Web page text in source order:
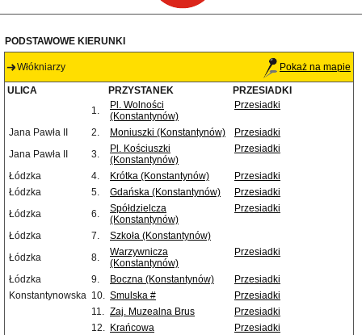
PODSTAWOWE KIERUNKI
Włókniarzy Pokaż na mapie
ULICA PRZYSTANEK
PRZESIADKI
1.
Pl. Wolności
(Konstantynów)
Przesiadki
Jana Pawła II 2. Moniuszki (Konstantynów)
Przesiadki
Jana Pawła II
3.
Pl. Kościuszki
(Konstantynów)
Przesiadki
Łódzka 4. Krótka (Konstantynów)
Przesiadki
Łódzka
5. Gdańska (Konstantynów)
Przesiadki
Łódzka
6.
Spółdzielcza
(Konstantynów)
Przesiadki
Łódzka 7.
Szkoła (Konstantynów)
Łódzka
8.
Warzywnicza
(Konstantynów)
Przesiadki
Łódzka 9. Boczna (Konstantynów)
Przesiadki
Konstantynowska 10. Smulska #
Przesiadki
11. Zaj. Muzealna Brus
Przesiadki
12. Krańcowa
Przesiadki